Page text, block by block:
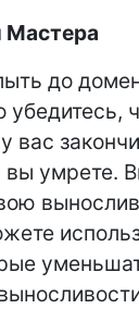
Мастера
до
убедитесь,
вас
вы умрете.